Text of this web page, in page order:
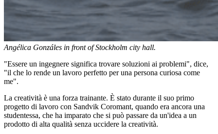
Angélica Gonzáles in front of Stockholm city hall.
"Essere un ingegnere significa trovare soluzioni ai problemi", dice,
"il che lo rende un lavoro perfetto per una persona curiosa come
me".
La creatività è una forza trainante. È stato durante il suo primo
progetto di lavoro con Sandvik Coromant, quando era ancora una
studentessa, che ha imparato che si può passare da un'idea a un
prodotto di alta qualità senza uccidere la creatività.